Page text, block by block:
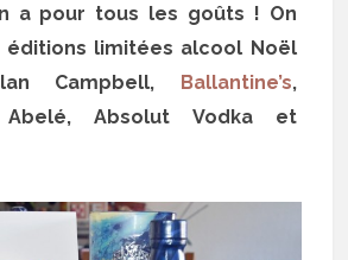
a pour tous les goûts ! On
éditions limitées alcool Noël
Campbell, Ballantine’s,
Abelé, Absolut Vodka et